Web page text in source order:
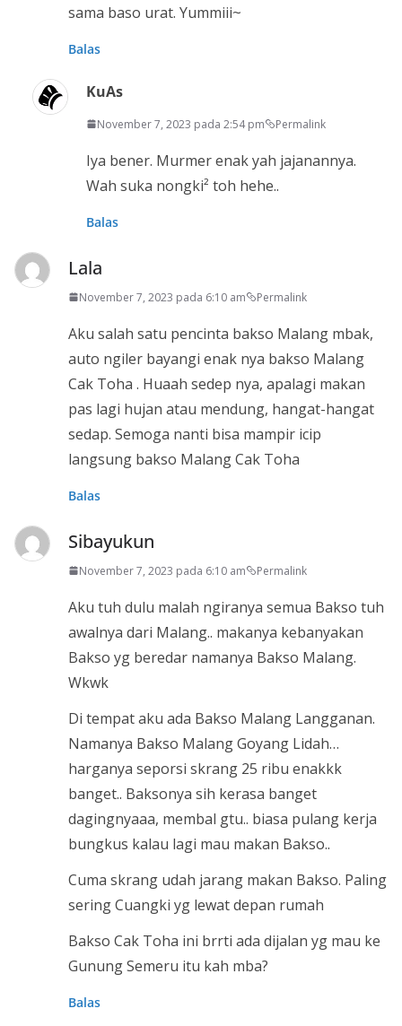
sama baso urat. Yummiii~
Balas
KuAs
November 7, 2023 pada 2:54 pm Permalink
Iya bener. Murmer enak yah jajanannya.
Wah suka nongki² toh hehe..
Balas
Lala
November 7, 2023 pada 6:10 am Permalink
Aku salah satu pencinta bakso Malang mbak,
auto ngiler bayangi enak nya bakso Malang
Cak Toha . Huaah sedep nya, apalagi makan
pas lagi hujan atau mendung, hangat-hangat
sedap. Semoga nanti bisa mampir icip
langsung bakso Malang Cak Toha
Balas
Sibayukun
November 7, 2023 pada 6:10 am Permalink
Aku tuh dulu malah ngiranya semua Bakso tuh
awalnya dari Malang.. makanya kebanyakan
Bakso yg beredar namanya Bakso Malang.
Wkwk
Di tempat aku ada Bakso Malang Langganan.
Namanya Bakso Malang Goyang Lidah…
harganya seporsi skrang 25 ribu enakkk
banget.. Baksonya sih kerasa banget
dagingnyaaa, membal gtu.. biasa pulang kerja
bungkus kalau lagi mau makan Bakso..
Cuma skrang udah jarang makan Bakso. Paling
sering Cuangki yg lewat depan rumah
Bakso Cak Toha ini brrti ada dijalan yg mau ke
Gunung Semeru itu kah mba?
Balas